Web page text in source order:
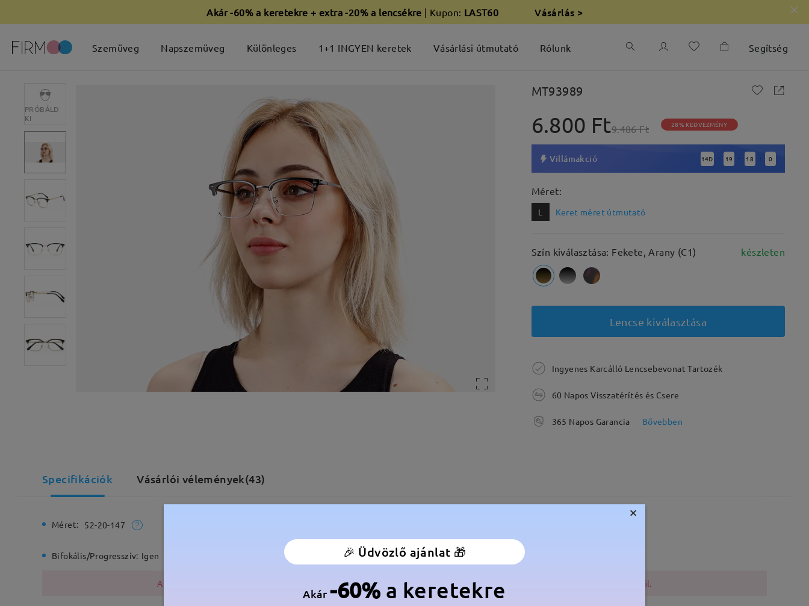
Akár -60% a keretekre + extra -20% a lencsékre | Kupon: LAST60 Vásárlás >
Szemüveg Napszemüveg Különleges 1+1 INGYEN keretek Vásárlási útmutató Rólunk Segítség
PRÓBÁLD
KI
MT93989
6.800 Ft9.486 Ft 28% KEDVEZMÉNY
Villámakció 14D : 19 : 17 : 59
Méret:
L Keret méret útmutató
Szín kiválasztása: Fekete, Arany (C1) készleten
Lencse kiválasztása
Ingyenes Karcálló Lencsebevonat Tartozék
60 Napos Visszatérítés és Csere
365 Napos Garancia Bővebben
Specifikációk Vásárlói vélemények(43)
Méret: 52-20-147
Bifokális/Progresszív: Igen Rugós zsanér: Anyag: Fém ,Tr
A fémszerkezet nikkelt tartalmaz a gyártási folyamat miatt. Nikkelallergiás vásárlók legyenek elővigyázatosak a vásárlásnál.
×
🎉 Üdvözlő ajánlat 🎁
Akár-60% a keretekre